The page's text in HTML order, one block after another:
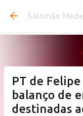
Pular
Salomão
PT de
balanço de
destinadas